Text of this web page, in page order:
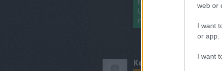
web or
I want
or app.
I want
Milyen további
Ugyanis a boltban
nevetségesen drágák.
Kertkonyha